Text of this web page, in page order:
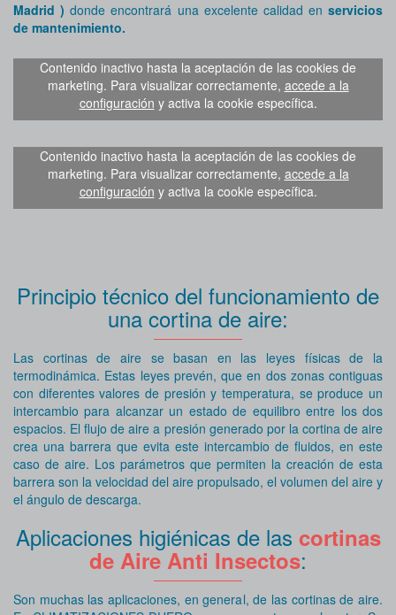
Madrid )donde encontrará una excelente calidad en servicios
de mantenimiento.
Contenido inactivo hasta la aceptación de las cookies de
marketing. Para visualizar correctamente, accede a la
configuración y activa la cookie específica.
Contenido inactivo hasta la aceptación de las cookies de
marketing. Para visualizar correctamente, accede a la
configuración y activa la cookie específica.
Principio técnico del funcionamiento de
una cortina de aire:
Las cortinas de aire se basan en las leyes físicas de la
termodinámica. Estas leyes prevén, que en dos zonas contiguas
con diferentes valores de presión y temperatura, se produce un
intercambio para alcanzar un estado de equilibro entre los dos
espacios. El flujo de aire a presión generado por la cortina de aire
crea una barrera que evita este intercambio de fluidos, en este
caso de aire. Los parámetros que permiten la creación de esta
barrera son la velocidad del aire propulsado, el volumen del aire y
el ángulo de descarga.
Aplicaciones higiénicas de las cortinas
de Aire Anti Insectos:
Son muchas las aplicaciones, en general, de las cortinas de aire.